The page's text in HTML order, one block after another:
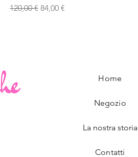
Prezzo regolare
120,00 € Prezzo scontato
84,00 €
Home
Negozio
La nostra storia
Contatti